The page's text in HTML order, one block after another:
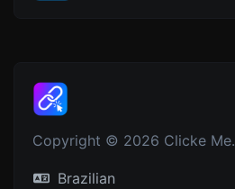
Copyright © 2026 Clicke Me.
Brazilian